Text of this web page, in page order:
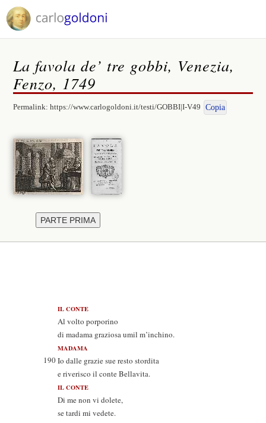
La favola de’ tre gobbi, Venezia,
Fenzo, 1749
Permalink:https://www.carlogoldoni.it/testi/GOBBI|I-V49 Copia
IL CONTE
Al volto porporino
di madama graziosa umil m’inchino.
MADAMA
190Io dalle grazie sue resto stordita
e riverisco il conte Bellavita.
IL CONTE
Di me non vi dolete,
se tardi mi vedete.